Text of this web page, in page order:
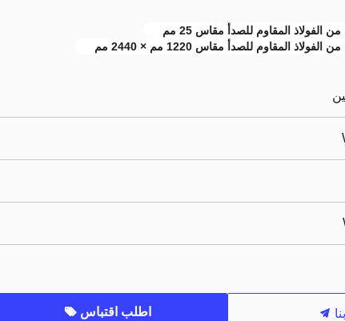
المقاوم للصدأ مقاس 25 مم
المقاوم للصدأ مقاس 1220 مم × 2440 مم
اطلب اقتباس